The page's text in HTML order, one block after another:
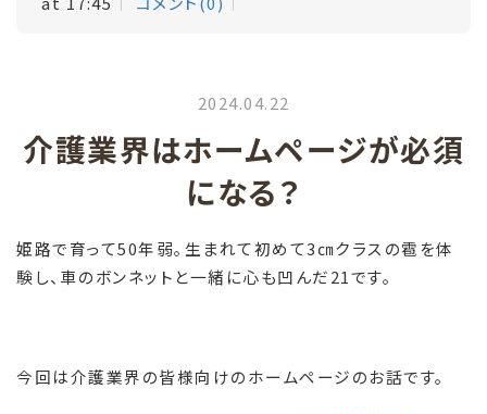
2024.04.22
介護業界はホームページが必須
になる？
姫路で育って50年弱。生まれて初めて3㎝クラスの雹を体
験し、車のボンネットと一緒に心も凹んだ21です。
今回は介護業界の皆様向けのホームページのお話です。